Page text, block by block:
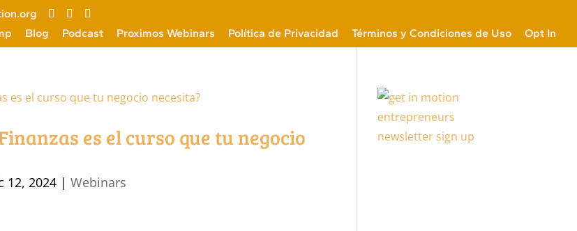
Blog Podcast Proximos Webinars Política de Privacidad Términos y Condiciones de Uso Opt In
es el curso que tu negocio
12, 2024| Webinars